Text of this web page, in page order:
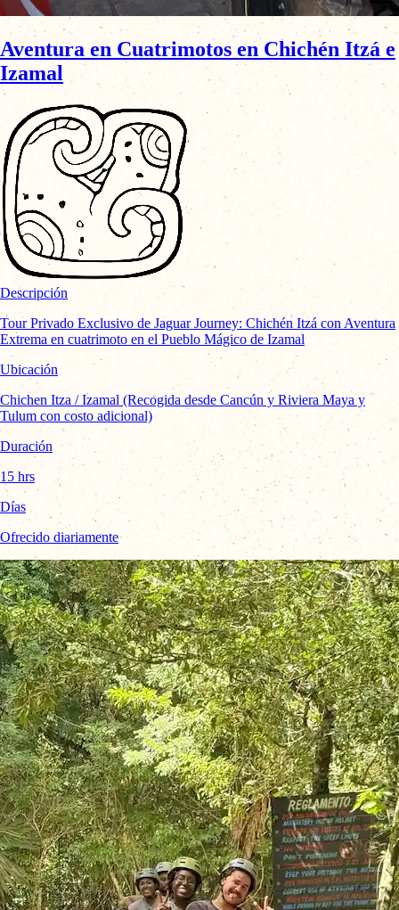
Aventura en Cuatrimotos en Chichén Itzá e
Izamal
Descripción
Tour Privado Exclusivo de Jaguar Journey: Chichén Itzá con Aventura
Extrema en cuatrimoto en el Pueblo Mágico de Izamal
Ubicación
Chichen Itza / Izamal (Recogida desde Cancún y Riviera Maya y
Tulum con costo adicional)
Duración
15 hrs
Días
Ofrecido diariamente